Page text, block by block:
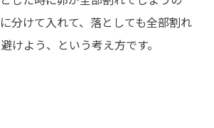
分けて入れて、落としても全部割れ
けよう、という考え方です。